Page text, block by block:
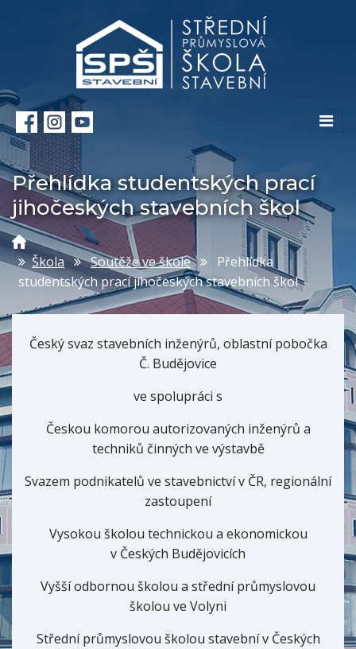
Přehlídka studentských prací
jihočeských stavebních škol
Škola Soutěže ve škole
Přehlídka
studentských prací jihočeských stavebních škol
Český svaz stavebních inženýrů, oblastní pobočka
Č. Budějovice
ve spolupráci s
Českou komorou autorizovaných inženýrů a
techniků činných ve výstavbě
Svazem podnikatelů ve stavebnictví v ČR, regionální
zastoupení
Vysokou školou technickou a ekonomickou
v Českých Budějovicích
Vyšší odbornou školou a střední průmyslovou
školou ve Volyni
Střední průmyslovou školou stavební v Českých